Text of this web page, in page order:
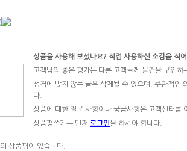
상품을 사용해 보셨나요? 직접 사용하신 소감을 적어
고객님의 좋은 평가는 다른 고객들께 물건을 구입하
성격에 맞지 않는 글은 삭제될 수 있으며, 주관적인
다.
상품에 대한 질문 사항이나 궁금사항은 고객센터를
상품평쓰기는 먼저 로그인을 하셔야 합니다.
의 상품평이 있습니다.